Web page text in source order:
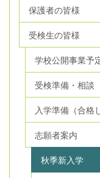
保護者の皆様
受検生の皆様
学校公開事業予
受検準備・相談
入学準備（合格
志願者案内
秋季新入学